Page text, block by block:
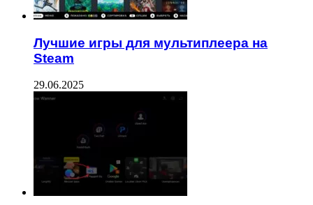
Лучшие игры для мультиплеера на
Steam
29.06.2025